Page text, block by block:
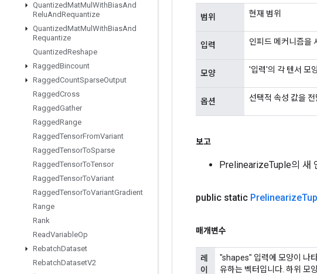
QuantizedMatMul WithBiasAnd
ReluAndRequantize
QuantizedMatMul WithBiasAnd
Requantize
QuantizedReshape
RaggedBincount
RaggedCountSparseOutput
RaggedCross
RaggedGather
RaggedRange
RaggedTensorFromVariant
RaggedTensorToSparse
RaggedTensorToTensor
RaggedTensorToVariant
RaggedTensorToVariantGradient
Range
Rank
ReadVariableOp
RebatchDataset
RebatchDatasetV2
범위 현재 범위
입력 인피드 메커니즘을
모양 '입력'의 각 텐서 모
옵션 선택적 속성 값을 전
보고
PrelinearizeTuple의 새
public static Prelinearize
매개변수
레
이
"shapes" 입력에 모양이 나
유하는 벡터입니다. 하위 모